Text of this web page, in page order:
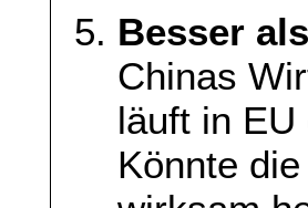
Besser
Chinas
läuft in
Könnte